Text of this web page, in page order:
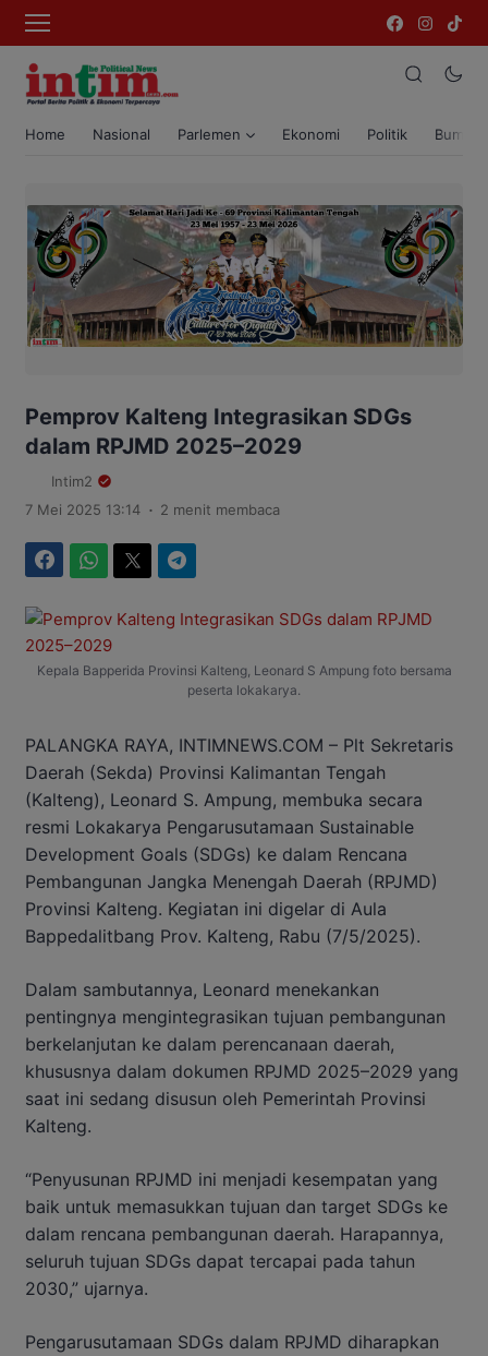
Home Nasional Parlemen Ekonomi Politik Bumi
Pemprov Kalteng Integrasikan SDGs
dalam RPJMD 2025–2029
Intim2
7 Mei 2025 13:14 . 2 menit membaca
Kepala Bapperida Provinsi Kalteng, Leonard S Ampung foto bersama
peserta lokakarya.
PALANGKA RAYA, INTIMNEWS.COM – Plt Sekretaris
Daerah (Sekda) Provinsi Kalimantan Tengah
(Kalteng), Leonard S. Ampung, membuka secara
resmi Lokakarya Pengarusutamaan Sustainable
Development Goals (SDGs) ke dalam Rencana
Pembangunan Jangka Menengah Daerah (RPJMD)
Provinsi Kalteng. Kegiatan ini digelar di Aula
Bappedalitbang Prov. Kalteng, Rabu (7/5/2025).
Dalam sambutannya, Leonard menekankan
pentingnya mengintegrasikan tujuan pembangunan
berkelanjutan ke dalam perencanaan daerah,
khususnya dalam dokumen RPJMD 2025–2029 yang
saat ini sedang disusun oleh Pemerintah Provinsi
Kalteng.
“Penyusunan RPJMD ini menjadi kesempatan yang
baik untuk memasukkan tujuan dan target SDGs ke
dalam rencana pembangunan daerah. Harapannya,
seluruh tujuan SDGs dapat tercapai pada tahun
2030,” ujarnya.
Pengarusutamaan SDGs dalam RPJMD diharapkan